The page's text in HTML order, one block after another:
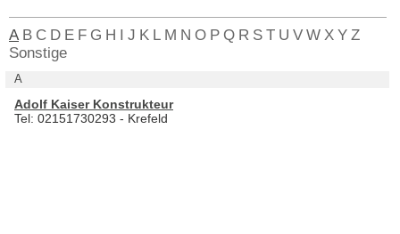
A B C D E F G H I J K L M N O P Q R S T U V W X Y Z
Sonstige
A
Adolf Kaiser Konstrukteur
Tel: 02151730293 - Krefeld